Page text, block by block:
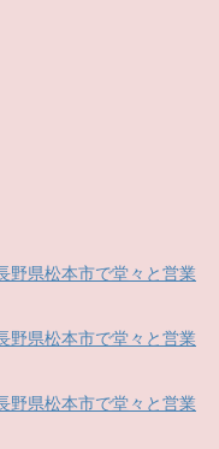
野県松本市で堂々と営業
野県松本市で堂々と営業
野県松本市で堂々と営業